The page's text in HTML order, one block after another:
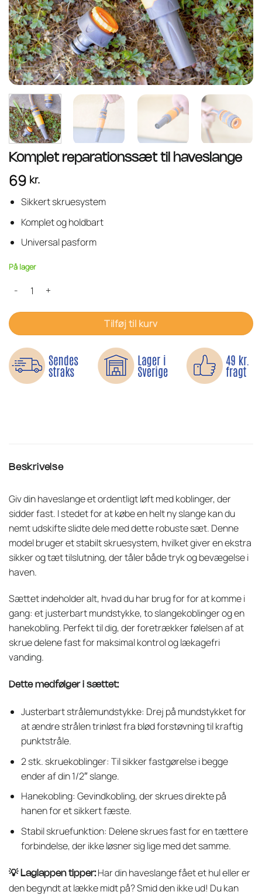
Komplet reparationssæt til haveslange
69 kr.
Sikkert skruesystem
Komplet og holdbart
Universal pasform
På lager
Komplet reparationssæt til haveslange antal
Tilføj til kurv
Beskrivelse
Giv din haveslange et ordentligt løft med koblinger, der
sidder fast. I stedet for at købe en helt ny slange kan du
nemt udskifte slidte dele med dette robuste sæt. Denne
model bruger et stabilt skruesystem, hvilket giver en ekstra
sikker og tæt tilslutning, der tåler både tryk og bevægelse i
haven.
Sættet indeholder alt, hvad du har brug for for at komme i
gang: et justerbart mundstykke, to slangekoblinger og en
hanekobling. Perfekt til dig, der foretrækker følelsen af at
skrue delene fast for maksimal kontrol og lækagefri
vanding.
Dette medfølger i sættet:
Justerbart strålemundstykke: Drej på mundstykket for
at ændre strålen trinløst fra blød forstøvning til kraftig
punktstråle.
2 stk. skruekoblinger: Til sikker fastgørelse i begge
ender af din 1/2″ slange.
Hanekobling: Gevindkobling, der skrues direkte på
hanen for et sikkert fæste.
Stabil skruefunktion: Delene skrues fast for en tættere
forbindelse, der ikke løsner sig lige med det samme.
💡 Laglappen tipper:Har din haveslange fået et hul eller er
den begyndt at lække midt på? Smid den ikke ud! Du kan